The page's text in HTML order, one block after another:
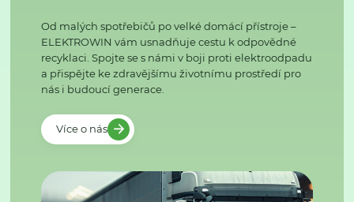
Od malých spotřebičů po velké domácí přístroje –
ELEKTROWIN vám usnadňuje cestu k odpovědné
recyklaci. Spojte se s námi v boji proti elektroodpadu
a přispějte ke zdravějšímu životnímu prostředí pro
nás i budoucí generace.
Více o nás